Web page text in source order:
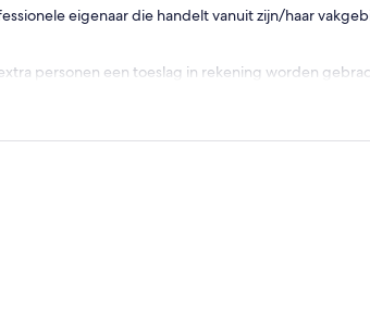
eigenaar die handelt vanuit zijn/haar
personen een toeslag in rekening worden